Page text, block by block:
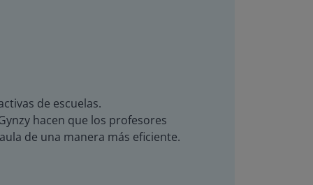
de escuelas.
hacen que los profesores
de una manera más eficiente.